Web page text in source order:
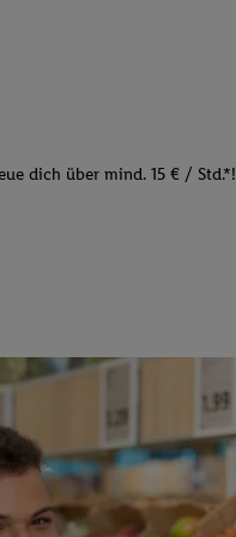
dich über mind. 15 € / Std.*!